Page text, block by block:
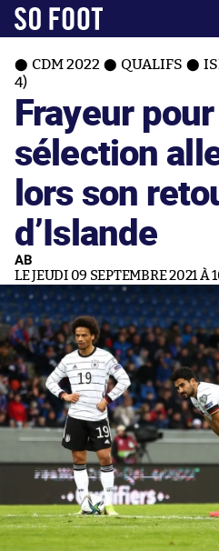
CDM 2022 QUALIFS
4)
Frayeur
sélection
lors son
d’Islande
AB
LE JEUDI 09 SEPTEMBRE 2021 À